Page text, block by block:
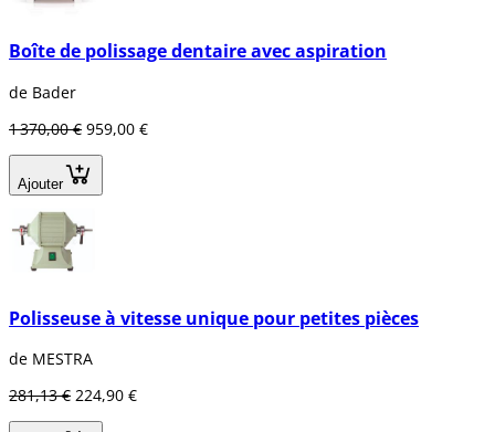
Boîte de polissage dentaire avec aspiration
de Bader
1 370,00 € 959,00 €
Ajouter
Polisseuse à vitesse unique pour petites pièces
de MESTRA
281,13 € 224,90 €